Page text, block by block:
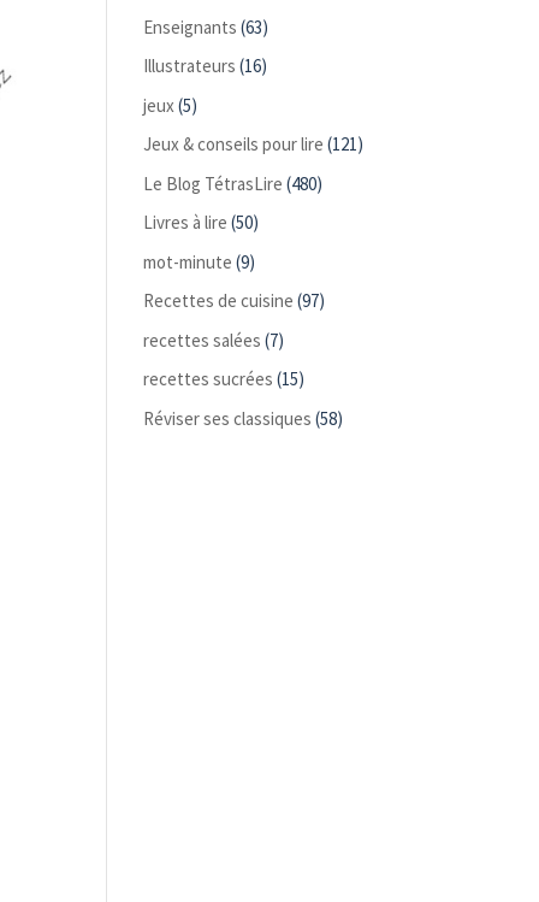
Enseignants (63)
Illustrateurs (16)
jeux (5)
Jeux & conseils pour lire (121)
Le Blog TétrasLire (480)
Livres à lire (50)
mot-minute (9)
Recettes de cuisine (97)
recettes salées (7)
recettes sucrées (15)
Réviser ses classiques (58)